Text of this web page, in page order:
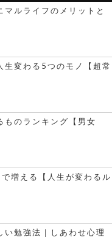
マルライフのメリットと
生変わる5つのモノ【超常
ものランキング【男女
増える【人生が変わるル
い勉強法｜しあわせ心理